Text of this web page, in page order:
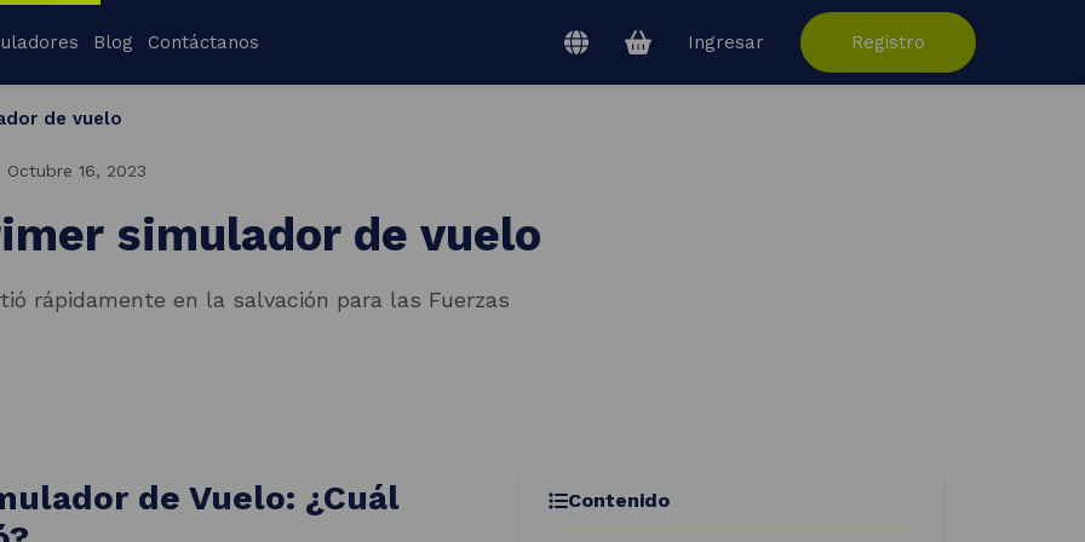
Entusiastas
Básica
en Inglés
Flight Attendant Panel
Blog Contáctanos Ingresar Registro
de vuelo
16, 2023
simulador de vuelo
rápidamente en la salvación para las Fuerzas
de Vuelo: ¿Cuál
Contenido